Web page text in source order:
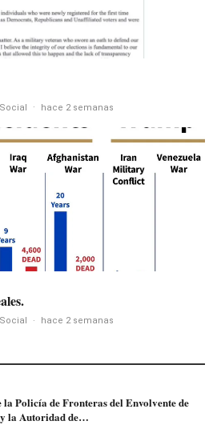
· hace 2 semanas
· hace 2 semanas
la Policía de Fronteras del Envolvente de
la Autoridad de…